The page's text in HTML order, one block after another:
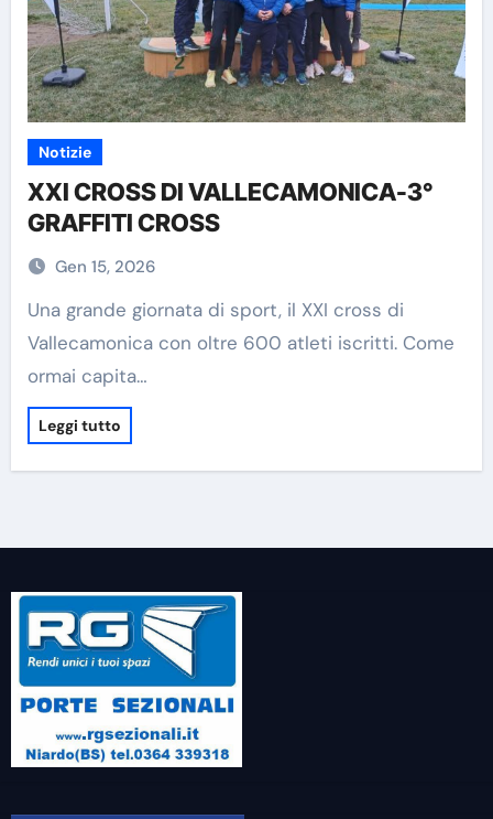
Notizie
XXI CROSS DI VALLECAMONICA-3°
GRAFFITI CROSS
Gen 15, 2026
Una grande giornata di sport, il XXI cross di
Vallecamonica con oltre 600 atleti iscritti. Come
ormai capita…
Leggi tutto